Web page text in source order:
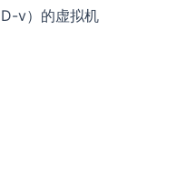
v）的虚拟机